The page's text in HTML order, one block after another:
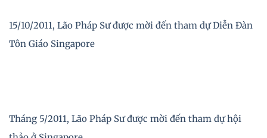
15/10/2011, Lão Pháp Sư được mời đến tham dự Diễn Đàn
Tôn Giáo Singapore
Tháng 5/2011, Lão Pháp Sư được mời đến tham dự hội